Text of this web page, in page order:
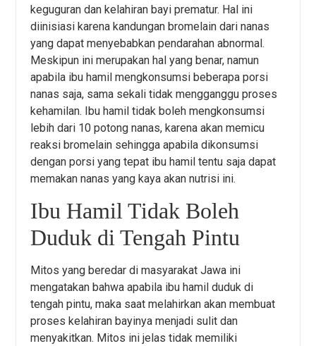
keguguran dan kelahiran bayi prematur. Hal ini
diinisiasi karena kandungan bromelain dari nanas
yang dapat menyebabkan pendarahan abnormal.
Meskipun ini merupakan hal yang benar, namun
apabila ibu hamil mengkonsumsi beberapa porsi
nanas saja, sama sekali tidak mengganggu proses
kehamilan. Ibu hamil tidak boleh mengkonsumsi
lebih dari 10 potong nanas, karena akan memicu
reaksi bromelain sehingga apabila dikonsumsi
dengan porsi yang tepat ibu hamil tentu saja dapat
memakan nanas yang kaya akan nutrisi ini.
Ibu Hamil Tidak Boleh
Duduk di Tengah Pintu
Mitos yang beredar di masyarakat Jawa ini
mengatakan bahwa apabila ibu hamil duduk di
tengah pintu, maka saat melahirkan akan membuat
proses kelahiran bayinya menjadi sulit dan
menyakitkan. Mitos ini jelas tidak memiliki